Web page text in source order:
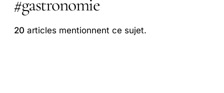
#gastronomie
20 articles mentionnent ce sujet.